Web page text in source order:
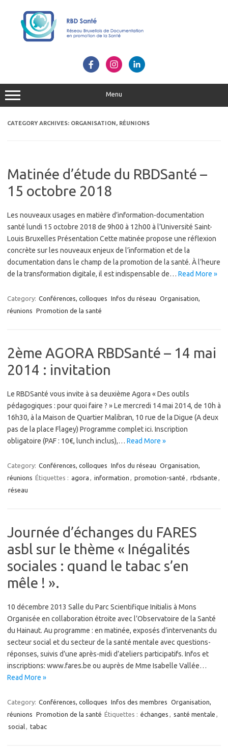
Menu
CATEGORY ARCHIVES: ORGANISATION, RÉUNIONS
Matinée d’étude du RBDSanté –
15 octobre 2018
Les nouveaux usages en matière d’information-documentation
santé lundi 15 octobre 2018 de 9h00 à 12h00 à l’Université Saint-
Louis Bruxelles Présentation Cette matinée propose une réflexion
concrète sur les nouveaux enjeux de l’information et de la
documentation dans le champ de la promotion de la santé. À l’heure
de la transformation digitale, il est indispensable de… Read More »
Category: Conférences, colloques Infos du réseau Organisation,
réunions Promotion de la santé
2ème AGORA RBDSanté – 14 mai
2014 : invitation
Le RBDSanté vous invite à sa deuxième Agora « Des outils
pédagogiques : pour quoi faire ? » Le mercredi 14 mai 2014, de 10h à
16h30, à la Maison de Quartier Malibran, 10 rue de la Digue (A deux
pas de la place Flagey) Programme complet ici. Inscription
obligatoire (PAF : 10€, lunch inclus),… Read More »
Category: Conférences, colloques Infos du réseau Organisation,
réunions Étiquettes : agora , information , promotion-santé , rbdsante ,
réseau
Journée d’échanges du FARES
asbl sur le thème « Inégalités
sociales : quand le tabac s’en
mêle ! ».
10 décembre 2013 Salle du Parc Scientifique Initialis à Mons
Organisée en collaboration étroite avec l’Observatoire de la Santé
du Hainaut. Au programme : en matinée, exposés d’intervenants du
secteur social et du secteur de la santé mentale avec questions-
réponses, suivis d’une après-midi d’ateliers participatifs. Infos et
inscriptions: www.fares.be ou auprès de Mme Isabelle Vallée…
Read More »
Category: Conférences, colloques Infos des membres Organisation,
réunions Promotion de la santé Étiquettes : échanges , santé mentale ,
social, tabac